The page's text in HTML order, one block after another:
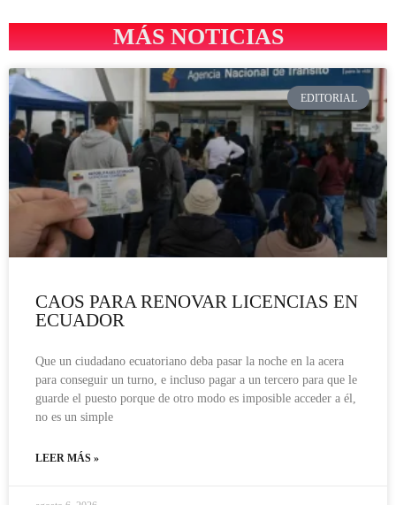
MÁS NOTICIAS
EDITORIAL
CAOS PARA RENOVAR LICENCIAS EN
ECUADOR
Que un ciudadano ecuatoriano deba pasar la noche en la acera
para conseguir un turno, e incluso pagar a un tercero para que le
guarde el puesto porque de otro modo es imposible acceder a él,
no es un simple
LEER MÁS »